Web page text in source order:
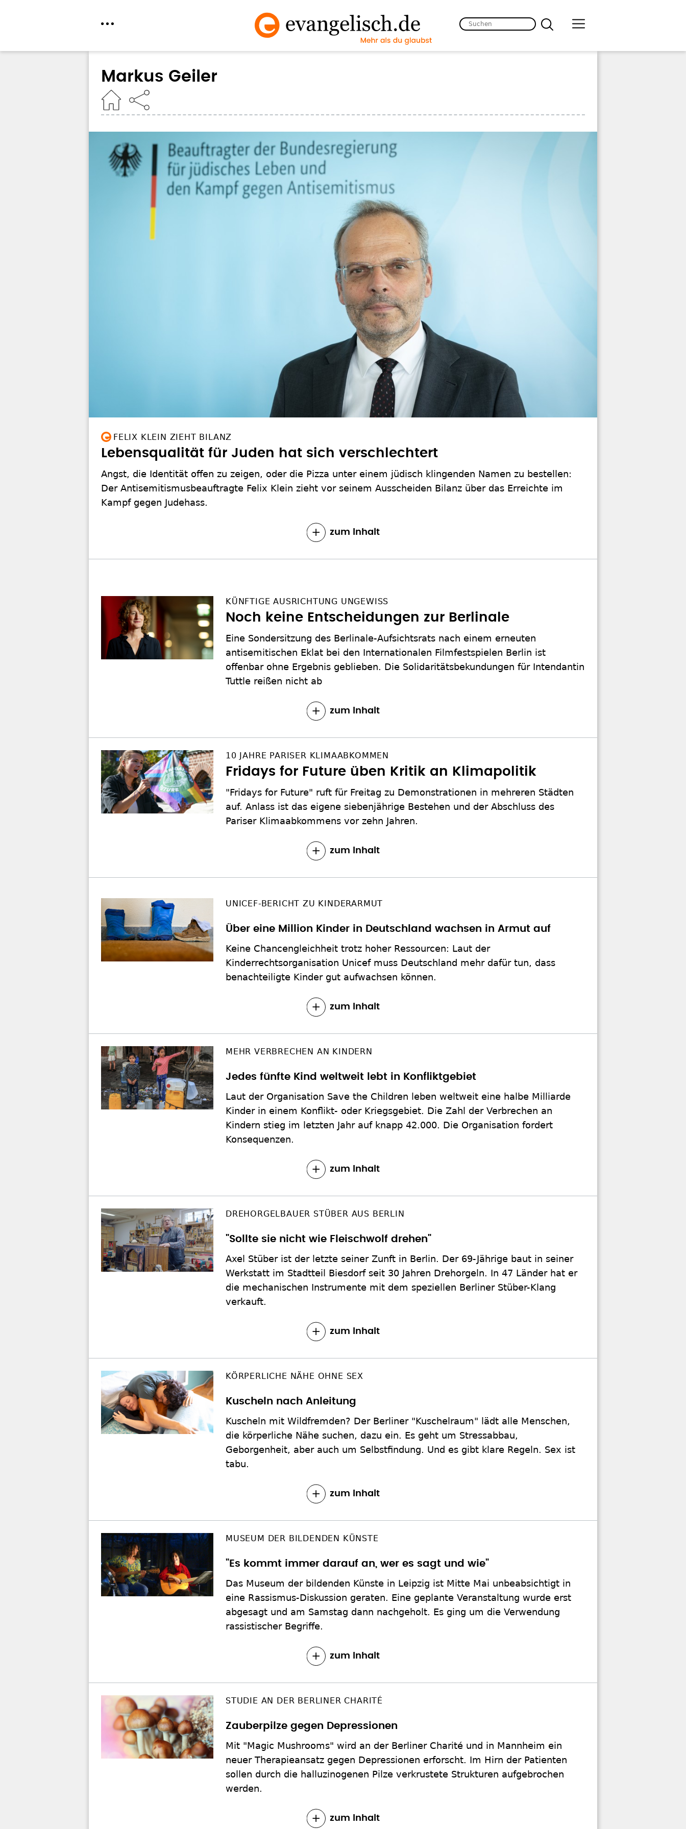
Markus Geiler
FELIX KLEIN ZIEHT BILANZ
Lebensqualität für Juden hat sich verschlechtert
Angst, die Identität offen zu zeigen, oder die Pizza unter einem jüdisch klingenden Namen zu bestellen:
Der Antisemitismusbeauftragte Felix Klein zieht vor seinem Ausscheiden Bilanz über das Erreichte im
Kampf gegen Judehass.
zum Inhalt
KÜNFTIGE AUSRICHTUNG UNGEWISS
Noch keine Entscheidungen zur Berlinale
Eine Sondersitzung des Berlinale-Aufsichtsrats nach einem erneuten
antisemitischen Eklat bei den Internationalen Filmfestspielen Berlin ist
offenbar ohne Ergebnis geblieben. Die Solidaritätsbekundungen für Intendantin
Tuttle reißen nicht ab
zum Inhalt
10 JAHRE PARISER KLIMAABKOMMEN
Fridays for Future üben Kritik an Klimapolitik
"Fridays for Future" ruft für Freitag zu Demonstrationen in mehreren Städten
auf. Anlass ist das eigene siebenjährige Bestehen und der Abschluss des
Pariser Klimaabkommens vor zehn Jahren.
zum Inhalt
UNICEF-BERICHT ZU KINDERARMUT
Über eine Million Kinder in Deutschland wachsen in Armut auf
Keine Chancengleichheit trotz hoher Ressourcen: Laut der
Kinderrechtsorganisation Unicef muss Deutschland mehr dafür tun, dass
benachteiligte Kinder gut aufwachsen können.
zum Inhalt
MEHR VERBRECHEN AN KINDERN
Jedes fünfte Kind weltweit lebt in Konfliktgebiet
Laut der Organisation Save the Children leben weltweit eine halbe Milliarde
Kinder in einem Konflikt- oder Kriegsgebiet. Die Zahl der Verbrechen an
Kindern stieg im letzten Jahr auf knapp 42.000. Die Organisation fordert
Konsequenzen.
zum Inhalt
DREHORGELBAUER STÜBER AUS BERLIN
"Sollte sie nicht wie Fleischwolf drehen"
Axel Stüber ist der letzte seiner Zunft in Berlin. Der 69-Jährige baut in seiner
Werkstatt im Stadtteil Biesdorf seit 30 Jahren Drehorgeln. In 47 Länder hat er
die mechanischen Instrumente mit dem speziellen Berliner Stüber-Klang
verkauft.
zum Inhalt
KÖRPERLICHE NÄHE OHNE SEX
Kuscheln nach Anleitung
Kuscheln mit Wildfremden? Der Berliner "Kuschelraum" lädt alle Menschen,
die körperliche Nähe suchen, dazu ein. Es geht um Stressabbau,
Geborgenheit, aber auch um Selbstfindung. Und es gibt klare Regeln. Sex ist
tabu.
zum Inhalt
MUSEUM DER BILDENDEN KÜNSTE
"Es kommt immer darauf an, wer es sagt und wie"
Das Museum der bildenden Künste in Leipzig ist Mitte Mai unbeabsichtigt in
eine Rassismus-Diskussion geraten. Eine geplante Veranstaltung wurde erst
abgesagt und am Samstag dann nachgeholt. Es ging um die Verwendung
rassistischer Begriffe.
zum Inhalt
STUDIE AN DER BERLINER CHARITÉ
Zauberpilze gegen Depressionen
Mit "Magic Mushrooms" wird an der Berliner Charité und in Mannheim ein
neuer Therapieansatz gegen Depressionen erforscht. Im Hirn der Patienten
sollen durch die halluzinogenen Pilze verkrustete Strukturen aufgebrochen
werden.
zum Inhalt